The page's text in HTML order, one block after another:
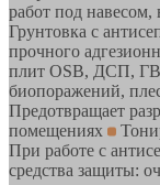
работ под
Грунтовка с
прочного
плит OSB, ДСП,
биопоражений,
Предотвращает
помещениях
При работе с
средства защиты: